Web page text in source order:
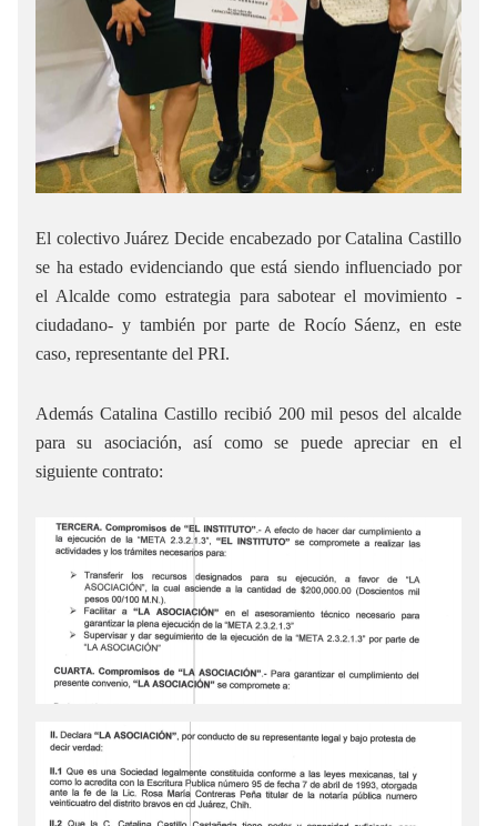
El colectivo Juárez Decide encabezado por Catalina Castillo
se ha estado evidenciando que está siendo influenciado por
el Alcalde como estrategia para sabotear el movimiento -
ciudadano- y también por parte de Rocío Sáenz, en este
caso, representante del PRI.
Además Catalina Castillo recibió 200 mil pesos del alcalde
para su asociación, así como se puede apreciar en el
siguiente contrato: